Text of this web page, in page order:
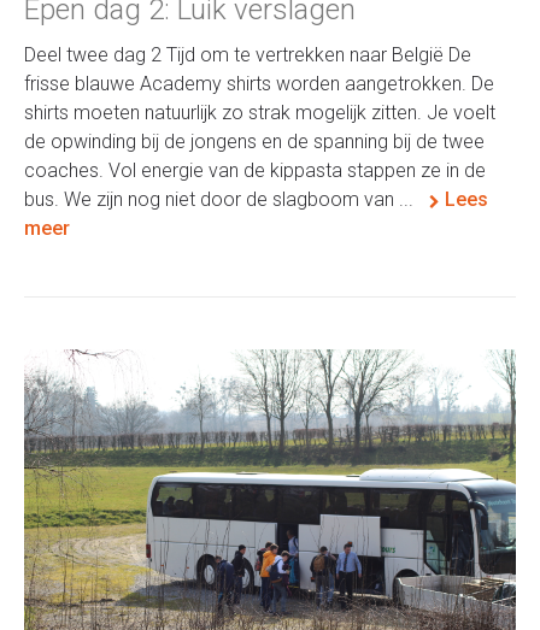
Epen dag 2: Luik verslagen
Deel twee dag 2 Tijd om te vertrekken naar België De
frisse blauwe Academy shirts worden aangetrokken. De
shirts moeten natuurlijk zo strak mogelijk zitten. Je voelt
de opwinding bij de jongens en de spanning bij de twee
coaches. Vol energie van de kippasta stappen ze in de
bus. We zijn nog niet door de slagboom van ...
Lees
meer